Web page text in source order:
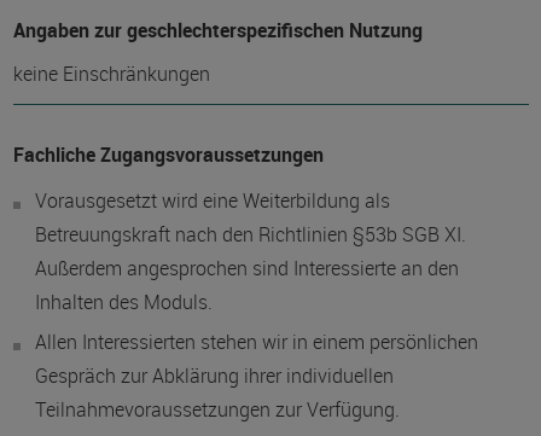
Angaben zur geschlechterspezifischen Nutzung
keine Einschränkungen
Fachliche Zugangsvoraussetzungen
Vorausgesetzt wird eine Weiterbildung als
Betreuungskraft nach den Richtlinien §53b SGB XI.
Außerdem angesprochen sind Interessierte an den
Inhalten des Moduls.
Allen Interessierten stehen wir in einem persönlichen
Gespräch zur Abklärung ihrer individuellen
Teilnahmevoraussetzungen zur Verfügung.